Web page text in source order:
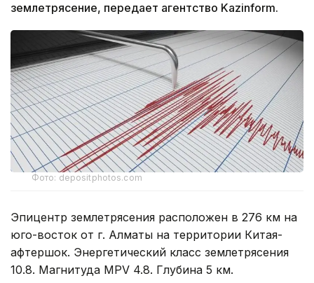
землетрясение, передает агентство Kazinform.
Фото: depositphotos.com
Эпицентр землетрясения расположен в 276 км на
юго-восток от г. Алматы на территории Китая-
афтершок. Энергетический класс землетрясения
10.8. Магнитуда MPV 4.8. Глубина 5 км.